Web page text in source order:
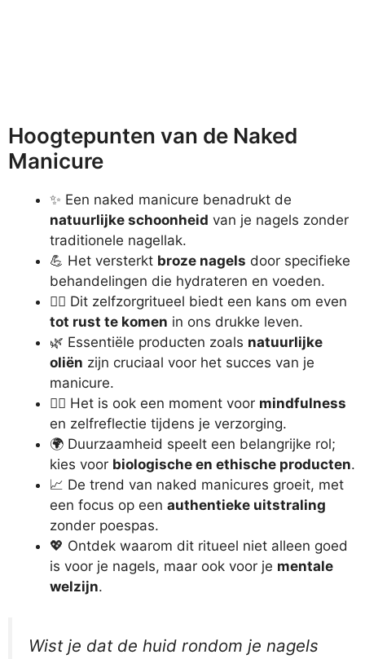
Hoogtepunten van de Naked
Manicure
✨ Een naked manicure benadrukt de
natuurlijke schoonheid van je nagels zonder
traditionele nagellak.
💪 Het versterkt broze nagels door specifieke
behandelingen die hydrateren en voeden.
🧖‍♀️ Dit zelfzorgritueel biedt een kans om even
tot rust te komen in ons drukke leven.
🌿 Essentiële producten zoals natuurlijke
oliën zijn cruciaal voor het succes van je
manicure.
🧘‍♀️ Het is ook een moment voor mindfulness
en zelfreflectie tijdens je verzorging.
🌍 Duurzaamheid speelt een belangrijke rol;
kies voor biologische en ethische producten.
📈 De trend van naked manicures groeit, met
een focus op een authentieke uitstraling
zonder poespas.
💖 Ontdek waarom dit ritueel niet alleen goed
is voor je nagels, maar ook voor je mentale
welzijn.
Wist je dat de huid rondom je nagels